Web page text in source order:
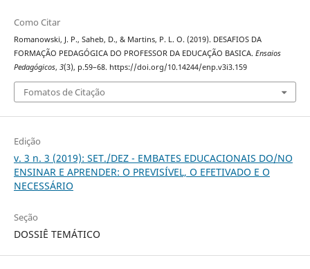
Como Citar
Romanowski, J. P., Saheb, D., & Martins, P. L. O. (2019). DESAFIOS DA
FORMAÇÃO PEDAGÓGICA DO PROFESSOR DA EDUCAÇÃO BASICA. Ensaios
Pedagógicos, 3(3), p.59–68. https://doi.org/10.14244/enp.v3i3.159
Fomatos de Citação
Edição
v. 3 n. 3 (2019): SET./DEZ - EMBATES EDUCACIONAIS DO/NO
ENSINAR E APRENDER: O PREVISÍVEL, O EFETIVADO E O
NECESSÁRIO
Seção
DOSSIÊ TEMÁTICO